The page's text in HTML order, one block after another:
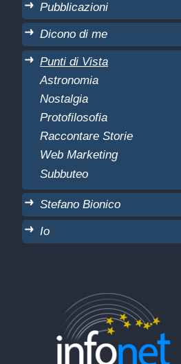
Pubblicazioni
Dicono di me
Punti di Vista
Astronomia
Nostalgia
Protofilosofia
Raccontare Storie
Web Marketing
Subbuteo
Stefano Bionico
Io